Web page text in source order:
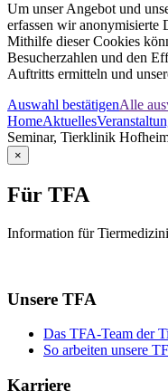
Um unser Angebot und
erfassen wir anonymisierte
Mithilfe dieser Cookies
Besucherzahlen und den
Auftritts ermitteln und
Auswahl bestätigenAlle
HomeAktuelles
Seminar, Tierklinik
×
Für TFA
Information für
Unsere TFA
Das TFA-Team der
So arbeiten unsere
Karriere